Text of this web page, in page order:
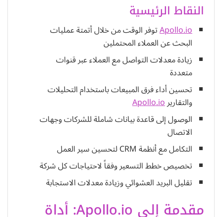
النقاط الرئيسية
Apollo.ioتوفر الوقت من خلال أتمتة عمليات
البحث عن العملاء المحتملين
زيادة معدلات التواصل مع العملاء عبر قنوات
متعددة
تحسين أداء فرق المبيعات باستخدام التحليلات
والتقاريرApollo.io
الوصول إلى قاعدة بيانات شاملة للشركات وجهات
الاتصال
التكامل مع أنظمة CRM لتحسين سير العمل
تخصيص خطط التسعير وفقاً لاحتياجات كل شركة
تقليل البريد العشوائي وزيادة معدلات الاستجابة
مقدمة إلى Apollo.io: أداة